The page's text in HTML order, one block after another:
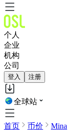
个人
企业
机构
公司
登入 注册
全球站
首页 币价 Mina